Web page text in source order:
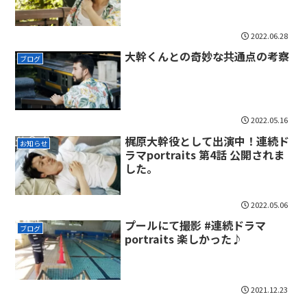
2022.06.28
ブログ 大幹くんとの奇妙な共通点の考察
2022.05.16
お知らせ
梶原大幹役として出演中！連続ド
ラマportraits 第4話 公開されま
した。
2022.05.06
ブログ
プールにて撮影 #連続ドラマ
portraits 楽しかった♪
2021.12.23